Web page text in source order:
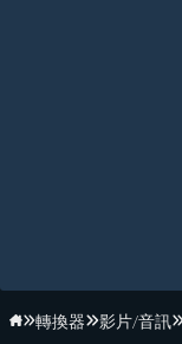
首頁
轉換器 影片/音訊